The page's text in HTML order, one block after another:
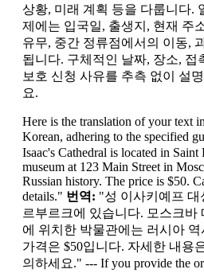
상황, 미래 계획 등을 다룹니다.
제에는 입국일, 출생지, 현재 주
유무, 중간 정류점에서의 이동,
됩니다. 구체적인 날짜, 장소, 접
보호 신청 사유를 추측 없이 설
요.
Here is the translation of your text
Korean, adhering to the specified
Isaac's Cathedral is located in Saint
museum at 123 Main Street in
Russian history. The price is $50.
details." 번역: "성 이사키예프 대
르부르크에 있습니다. 모스크바
에 위치한 박물관에는 러시아
가격은 $50입니다. 자세한 내용
의하세요." --- If you provide the